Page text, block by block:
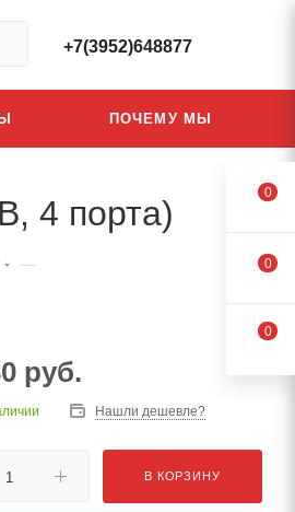
+7(3952)648877
ПОЧЕМУ МЫ
4 порта)
—
руб.
Нашли дешевле?
В КОРЗИНУ
0
0
0